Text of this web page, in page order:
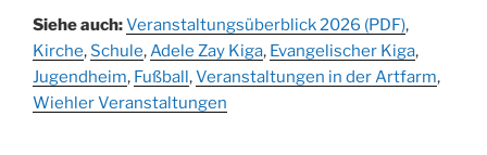
13.09.
Stadtteilhaus um 14:00 Uhr
19.09.
Schlagerabend im Stadtteilhaus
Drabenderhöhe
Siehe auch:Veranstaltungsüberblick 2026 (PDF),
Kirche, Schule,Adele Zay Kiga, Evangelischer Kiga,
Jugendheim, Fußball,Veranstaltungen in der Artfarm,
Wiehler Veranstaltungen